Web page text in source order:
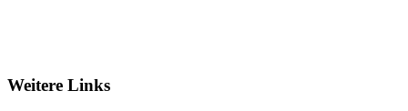
Weitere Links